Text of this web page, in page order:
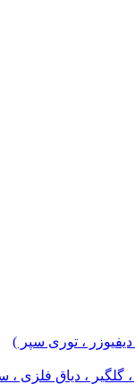
، توری سپر )
، دیاق فلزی ،